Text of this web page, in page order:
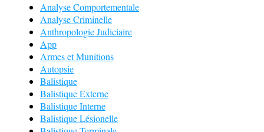
Analyse Comportementale
Analyse Criminelle
Anthropologie Judiciaire
App
Armes et Munitions
Autopsie
Balistique
Balistique Externe
Balistique Interne
Balistique Lésionelle